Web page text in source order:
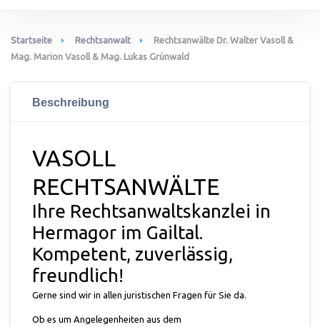
Startseite Rechtsanwalt
Rechtsanwälte Dr. Walter Vasoll &
Mag. Marion Vasoll & Mag. Lukas Grünwald
Beschreibung
VASOLL
RECHTSANWÄLTE
Ihre Rechtsanwaltskanzlei in
Hermagor im Gailtal.
Kompetent, zuverlässig,
freundlich!
Gerne sind wir in allen juristischen Fragen für Sie da.
Ob es um Angelegenheiten aus dem